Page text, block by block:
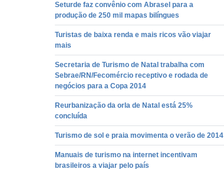
Seturde faz convênio com Abrasel para a
produção de 250 mil mapas bilíngues
Turistas de baixa renda e mais ricos vão viajar
mais
Secretaria de Turismo de Natal trabalha com
Sebrae/RN/Fecomércio receptivo e rodada de
negócios para a Copa 2014
Reurbanização da orla de Natal está 25%
concluída
Turismo de sol e praia movimenta o verão de 2014
Manuais de turismo na internet incentivam
brasileiros a viajar pelo país